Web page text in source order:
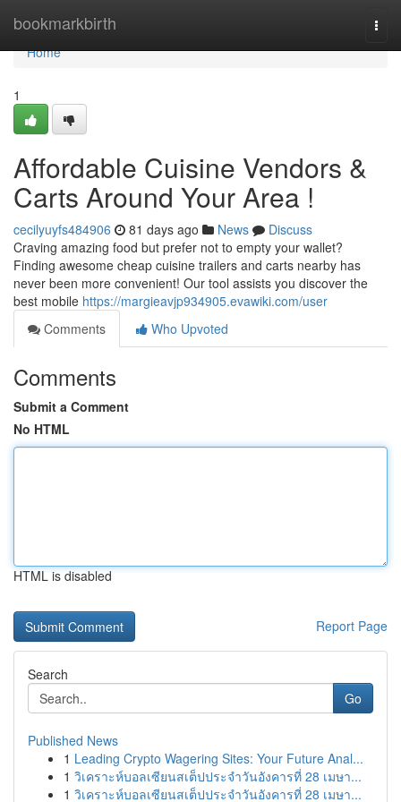
bookmarkbirth
Home
Home
1
Affordable Cuisine Vendors &
Carts Around Your Area !
cecilyuyfs484906 81 days ago News
Discuss
Craving amazing food but prefer not to empty your wallet?
Finding awesome cheap cuisine trailers and carts nearby has
never been more convenient! Our tool assists you discover the
best mobile https://margieavjp934905.evawiki.com/user
Comments
Who Upvoted
Comments
Submit a Comment
No HTML
HTML is disabled
Report Page
Search
Go
Published News
1 Leading Crypto Wagering Sites: Your Future Anal...
1 วิเคราะห์บอลเซียนสเต็ปประจำวันอังคารที่ 28 เมษา...
1 วิเคราะห์บอลเซียนสเต็ปประจำวันอังคารที่ 28 เมษา...